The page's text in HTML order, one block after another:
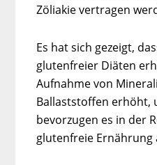
Zöliakie vertragen
Es hat sich gezeigt,
glutenfreier Diäten
Aufnahme von
Ballaststoffen erhöht,
bevorzugen es in der
glutenfreie Ernährung